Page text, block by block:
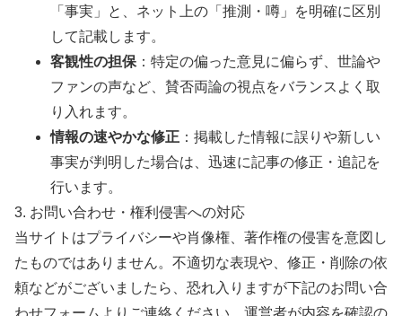
「事実」と、ネット上の「推測・噂」を明確に区別
して記載します。
客観性の担保：特定の偏った意見に偏らず、世論や
ファンの声など、賛否両論の視点をバランスよく取
り入れます。
情報の速やかな修正 ：掲載した情報に誤りや新しい
事実が判明した場合は、迅速に記事の修正・追記を
行います。
3. お問い合わせ・権利侵害への対応
当サイトはプライバシーや肖像権、著作権の侵害を意図し
たものではありません。不適切な表現や、修正・削除の依
頼などがございましたら、恐れ入りますが下記のお問い合